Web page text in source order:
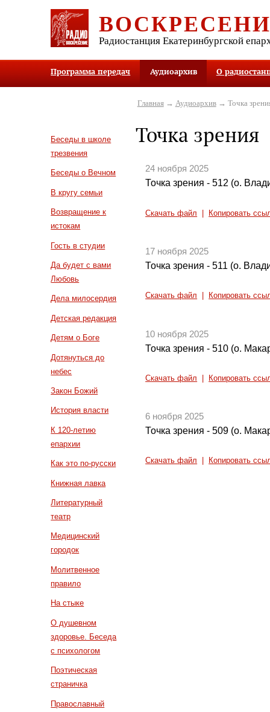
Радиостанция Екатеринбургской
Программа передач Аудиоархив О
Беседы в школе
трезвения
Беседы о Вечном
В кругу семьи
Возвращение к
истокам
Гость в студии
Да будет с вами
Любовь
Дела милосердия
Детская редакция
Детям о Боге
Дотянуться до
небес
Закон Божий
История власти
К 120-летию
епархии
Как это по-русски
Книжная лавка
Литературный
театр
Медицинский
городок
Молитвенное
правило
На стыке
О душевном
здоровье. Беседа
с психологом
Поэтическая
страничка
Православный
Главная→ Аудиоархив→ Точка
Точка зрения
24 ноября 2025
Точка зрения - 512 (о.
Скачать файл Копировать
17 ноября 2025
Точка зрения - 511 (о.
Скачать файл Копировать
10 ноября 2025
Точка зрения - 510 (о.
Скачать файл Копировать
6 ноября 2025
Точка зрения - 509 (о.
Скачать файл Копировать